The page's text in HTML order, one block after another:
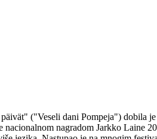
("Veseli dani Pompeja") dobila
nagradom Jarkko Laine